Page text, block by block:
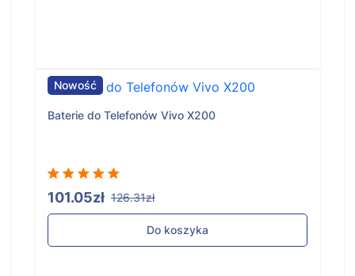
Nowość
Baterie do Telefonów Vivo X200
101.05zł 126.31zł
Do koszyka